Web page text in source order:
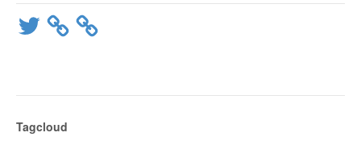
Twitter
Tagcloud